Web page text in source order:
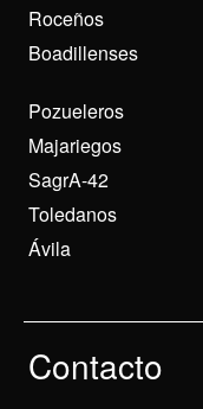
Roceños
Boadillenses
Pozueleros
Majariegos
SagrA-42
Toledanos
Ávila
Contacto